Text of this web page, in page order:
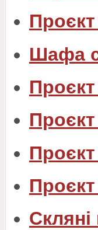
Шафа
Скляні